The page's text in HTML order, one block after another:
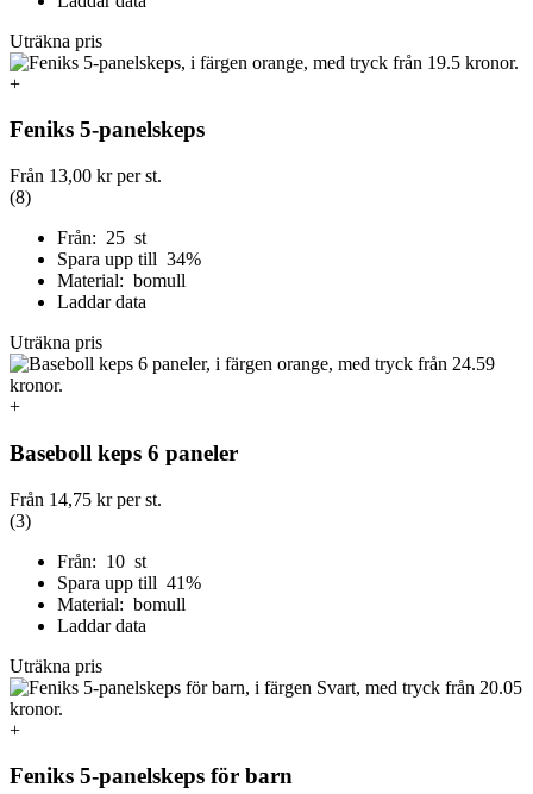
Uträkna pris
+
Feniks 5-panelskeps
Från 13,00 krper st.
(8)
Från: 25 st
Spara upp till 34%
Material: bomull
Laddar data
Uträkna pris
+
Baseboll keps 6 paneler
Från 14,75 krper st.
(3)
Från: 10 st
Spara upp till 41%
Material: bomull
Laddar data
Uträkna pris
+
Feniks 5-panelskeps för barn